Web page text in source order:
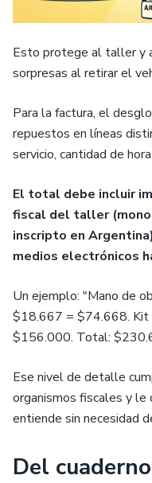
Esto protege al taller y
sorpresas al retirar el
Para la factura, el
repuestos en líneas
servicio, cantidad de
El total debe incluir
fiscal del taller
inscripto en
medios electrónicos
Un ejemplo: "Mano de
$18.667 = $74.668. Kit
$156.000. Total:
Ese nivel de detalle
organismos fiscales y le
entiende sin necesidad
Del